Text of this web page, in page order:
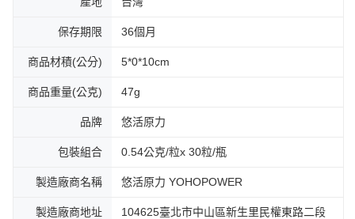
保存期限 36個月
商品材積(公分) 5*0*10cm
商品重量(公克) 47g
品牌 悠活原力
包裝組合 0.54公克/粒x 30粒/瓶
製造廠商名稱 悠活原力 YOHOPOWER
製造廠商地址
104625臺北市中山區新生里民權東路二段